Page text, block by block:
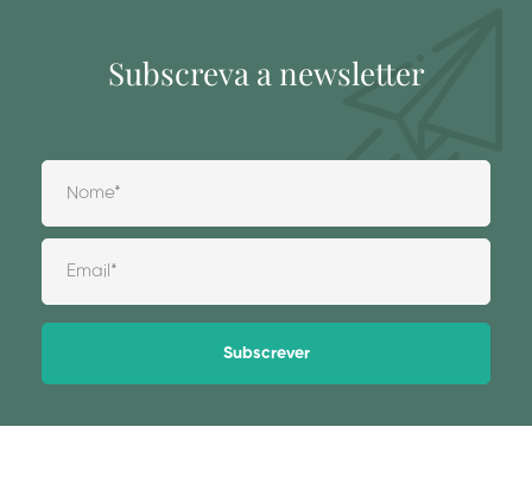
Subscreva a newsletter